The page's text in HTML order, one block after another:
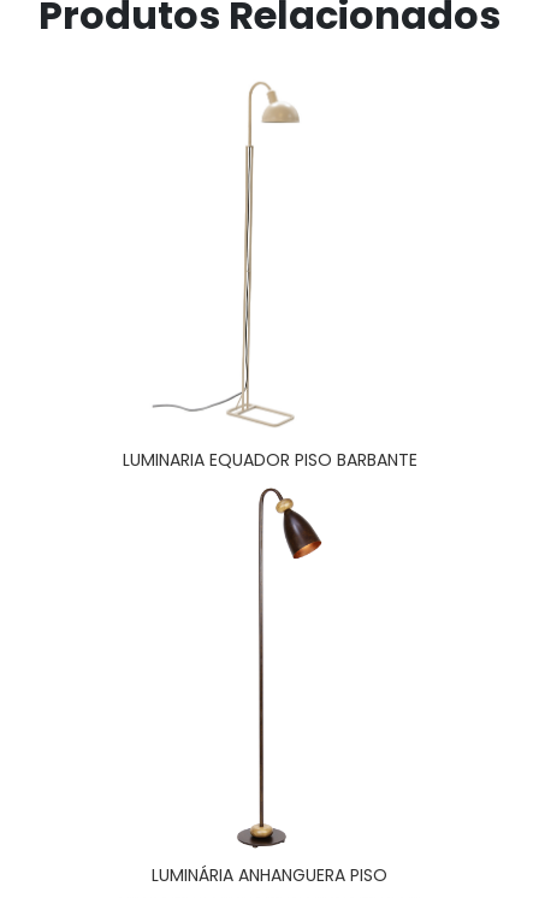
Produtos Relacionados
LUMINARIA EQUADOR PISO BARBANTE
LUMINÁRIA ANHANGUERA PISO